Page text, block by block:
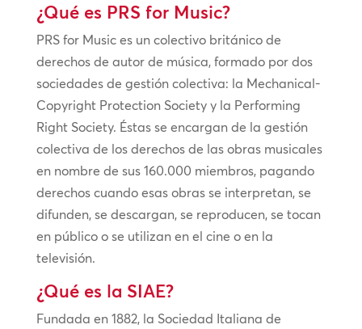
¿Qué es PRS for Music?
PRS for Music es un colectivo británico de
derechos de autor de música, formado por dos
sociedades de gestión colectiva: la Mechanical-
Copyright Protection Society y la Performing
Right Society. Éstas se encargan de la gestión
colectiva de los derechos de las obras musicales
en nombre de sus 160.000 miembros, pagando
derechos cuando esas obras se interpretan, se
difunden, se descargan, se reproducen, se tocan
en público o se utilizan en el cine o en la
televisión.
¿Qué es la SIAE?
Fundada en 1882, la Sociedad Italiana de